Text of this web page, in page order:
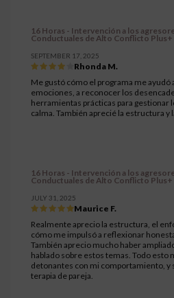
16 Horas - Intervención a los
Conductuales de Alto Conflicto Plus+
SEPTEMBER 17, 2025
Rhonda M.
Me gustó cómo el programa me
emociones, a reconocer los
herramientas prácticas para gestionar
calma. También aprecié la estructura y
16 Horas - Intervención a los
Conductuales de Alto Conflicto Plus+
JULY 31, 2025
Maurice F.
Realmente aprecio la estructura, el
cómo me impulsó a reflexionar
También aprecio mucho haber
hablado sobre estos temas. Todo esto
detonantes con mi comportamiento, y
terapia de pareja.